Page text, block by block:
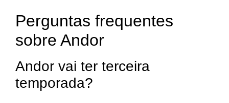
Perguntas frequentes
sobre Andor
Andor vai ter terceira
temporada?